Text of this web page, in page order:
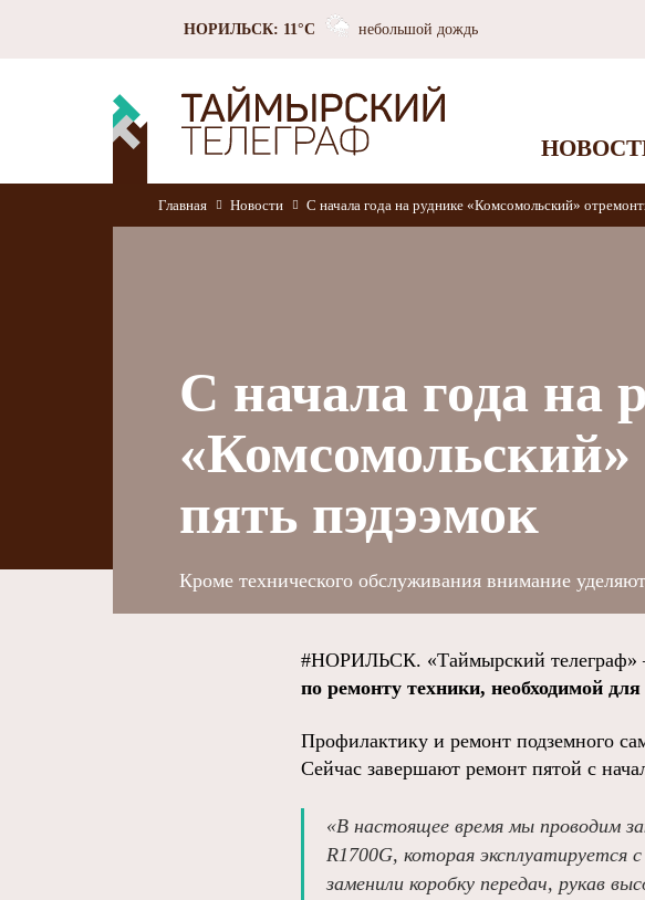
НОРИЛЬСК: 11°C небольшой дождь
Главная Новости С начала года на руднике «Комсомольский»
С начала года на
пять пэдээмок
Кроме технического обслуживания внимание
#НОРИЛЬСК. «Таймырский телеграф»
по ремонту техники, необходимой
Профилактику и ремонт подземного
Сейчас завершают ремонт пятой с
«В настоящее время мы проводим
R1700G, которая эксплуатируется
заменили коробку передач, рукав